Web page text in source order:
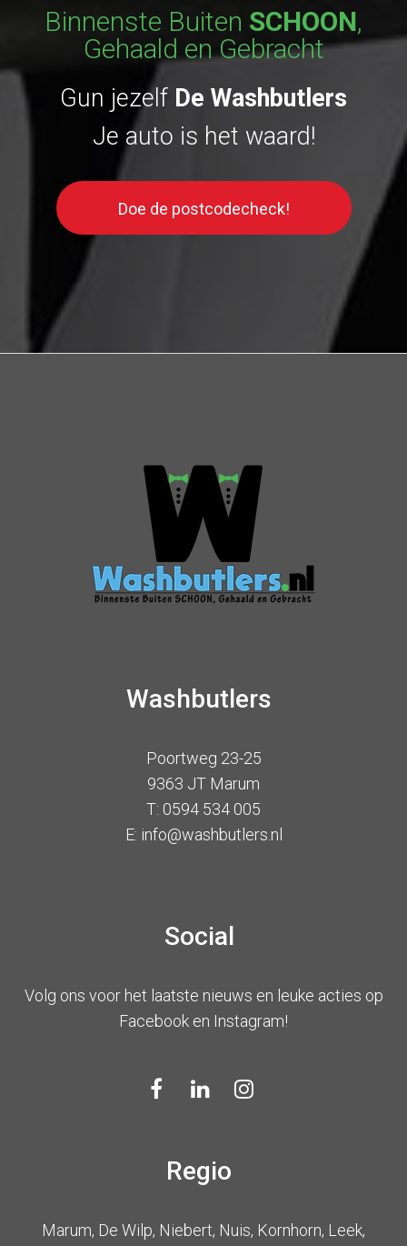
Binnenste Buiten SCHOON,
Gehaald en Gebracht
Gun jezelf De Washbutlers
Je auto is het waard!
Doe de postcodecheck!
Washbutlers
Poortweg 23-25
9363 JT Marum
T: 0594 534 005
E: info@washbutlers.nl
Social
Volg ons voor het laatste nieuws en leuke acties op
Facebook en Instagram!
Regio
Marum, De Wilp, Niebert, Nuis, Kornhorn, Leek,